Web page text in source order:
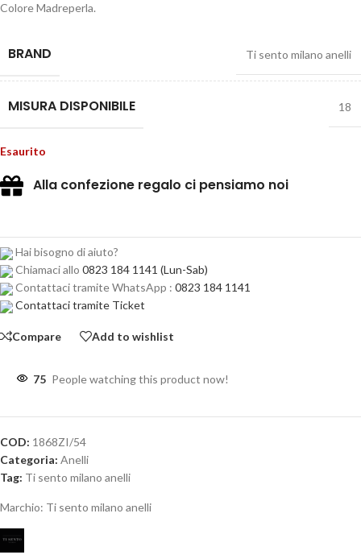
Colore Madreperla.
BRAND Ti sento milano anelli
MISURA DISPONIBILE 18
Esaurito
Alla confezione regalo ci pensiamo noi
Hai bisogno di aiuto?
Chiamaci allo 0823 184 1141 (Lun-Sab)
Contattaci tramite WhatsApp : 0823 184 1141
Contattaci tramite Ticket
Compare Add to wishlist
75 People watching this product now!
COD: 1868ZI/54
Categoria: Anelli
Tag: Ti sento milano anelli
Marchio: Ti sento milano anelli